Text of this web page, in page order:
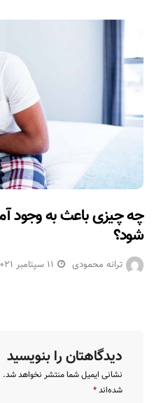
چه چیزی باعث به وجود
شود؟
ترانه محمودی 11 سپتامبر 2021
دیدگاهتان را بنویسید
نشانی ایمیل شما منتشر نخواهد شد.
شده‌اند*